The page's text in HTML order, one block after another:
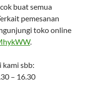
buat semua
pemesanan
toko online
.
sbb:
– 16.30